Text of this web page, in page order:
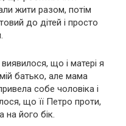
жити разом, потім
до дітей і просто
що і матері я
батько, але мама
собе чоловіка і
що її Петро проти,
його бік.